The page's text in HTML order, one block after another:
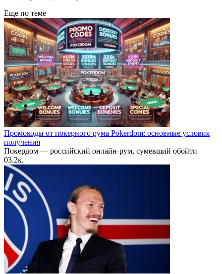
Еще по теме
Промокоды от покерного рума Pokerdom: основные условия
получения
Покердом — российский онлайн-рум, сумевший обойти
03.2к.